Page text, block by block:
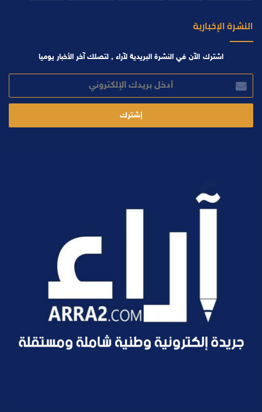
النشرة الإخبارية
اشترك الآن في النشرة البريدية لآراء , لتصلك آخر الأخبار يوميا
بريدك
الإلكتروني